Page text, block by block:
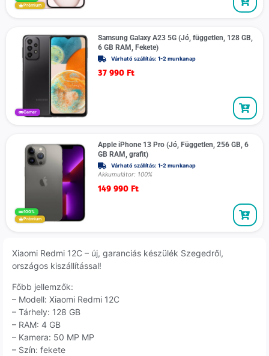
Prémium
Gamer
Samsung Galaxy A23 5G (Jó, független, 128 GB,
6 GB RAM, Fekete)
Várható szállítás: 1-2 munkanap
37 990 Ft
100%
Prémium
Apple iPhone 13 Pro (Jó, Független, 256 GB, 6
GB RAM, grafit)
Várható szállítás: 1-2 munkanap
Akkumulátor: 100%
149 990 Ft
Xiaomi Redmi 12C – új, garanciás készülék Szegedről,
országos kiszállítással!
Főbb jellemzők:
– Modell: Xiaomi Redmi 12C
– Tárhely: 128 GB
– RAM: 4 GB
– Kamera: 50 MP MP
– Szín: fekete